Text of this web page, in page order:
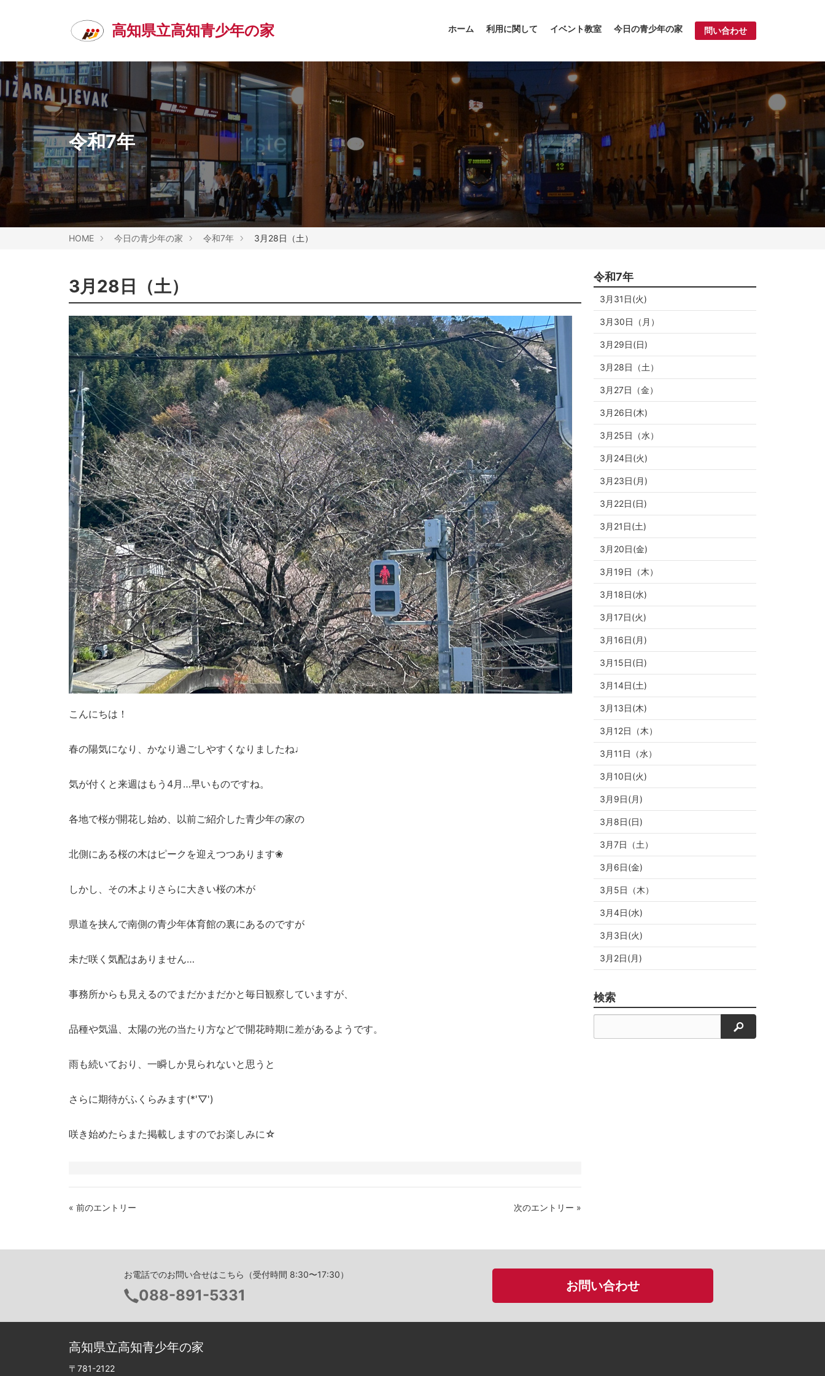
高知県立高知青少年の家 ホーム 利用に関して イベント教室 今日の青少年の家 問い合わせ
令和7年
HOME 今日の青少年の家 令和7年 3月28日（土）
3月28日（土）
こんにちは！
春の陽気になり、かなり過ごしやすくなりましたね♩
気が付くと来週はもう4月…早いものですね。
各地で桜が開花し始め、以前ご紹介した青少年の家の
北側にある桜の木はピークを迎えつつあります❀
しかし、その木よりさらに大きい桜の木が
県道を挟んで南側の青少年体育館の裏にあるのですが
未だ咲く気配はありません…
事務所からも見えるのでまだかまだかと毎日観察していますが、
品種や気温、太陽の光の当たり方などで開花時期に差があるようです。
雨も続いており、一瞬しか見られないと思うと
さらに期待がふくらみます(*'▽')
咲き始めたらまた掲載しますのでお楽しみに☆
« 前のエントリー 次のエントリー »
令和7年
3月31日(火)
3月30日（月）
3月29日(日)
3月28日（土）
3月27日（金）
3月26日(木)
3月25日（水）
3月24日(火)
3月23日(月)
3月22日(日)
3月21日(土)
3月20日(金)
3月19日（木）
3月18日(水)
3月17日(火)
3月16日(月)
3月15日(日)
3月14日(土)
3月13日(木)
3月12日（木）
3月11日（水）
3月10日(火)
3月9日(月)
3月8日(日)
3月7日（土）
3月6日(金)
3月5日（木）
3月4日(水)
3月3日(火)
3月2日(月)
検索
検索
お電話でのお問い合せはこちら（受付時間 8:30〜17:30）
電
番
号：
088-891-5331
お問い合わせ
高知県立高知青少年の家
〒781-2122